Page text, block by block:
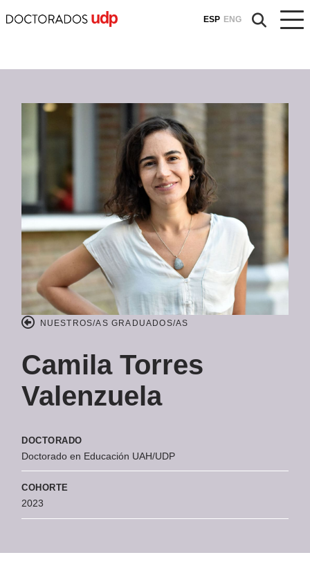
ESP ENG
NUESTROS/AS GRADUADOS/AS
Camila Torres
Valenzuela
DOCTORADO
Doctorado en Educación UAH/UDP
COHORTE
2023